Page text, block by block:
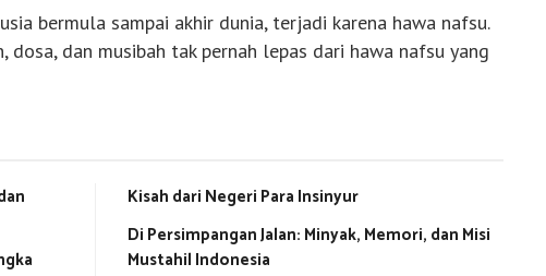
bermula sampai akhir dunia, terjadi karena hawa nafsu.
dosa, dan musibah tak pernah lepas dari hawa nafsu yang
Kisah dari Negeri Para Insinyur
Di Persimpangan Jalan: Minyak, Memori, dan Misi
Mustahil Indonesia